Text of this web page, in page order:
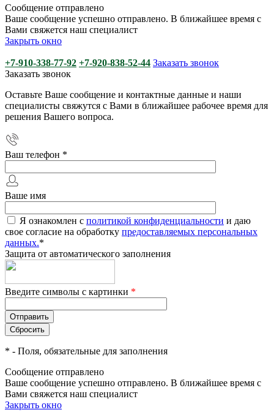
Сообщение отправлено
Ваше сообщение успешно отправлено. В ближайшее время с
Вами свяжется наш специалист
Закрыть окно
+7-910-338-77-92 +7-920-838-52-44 Заказать звонок
Заказать звонок
Оставьте Ваше сообщение и контактные данные и наши
специалисты свяжутся с Вами в ближайшее рабочее время для
решения Вашего вопроса.
Ваш телефон *
Ваше имя
Я ознакомлен с политикой конфиденциальности и даю
свое согласие на обработку предоставляемых персональных
данных.*
Защита от автоматического заполнения
Введите символы с картинки *
* - Поля, обязательные для заполнения
Сообщение отправлено
Ваше сообщение успешно отправлено. В ближайшее время с
Вами свяжется наш специалист
Закрыть окно